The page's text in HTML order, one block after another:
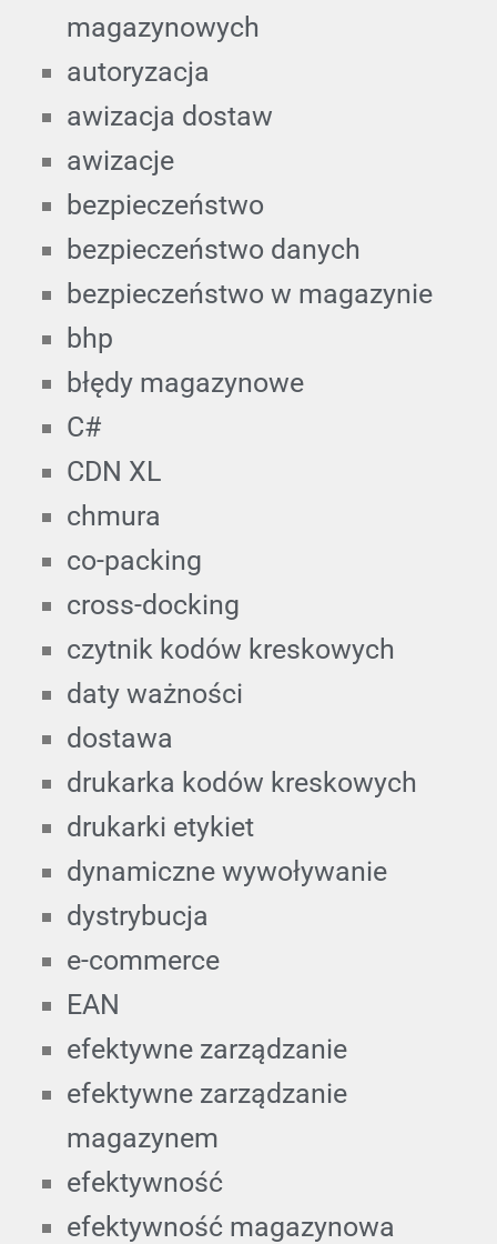
magazynowych
autoryzacja
awizacja dostaw
awizacje
bezpieczeństwo
bezpieczeństwo danych
bezpieczeństwo w magazynie
bhp
błędy magazynowe
C#
CDN XL
chmura
co-packing
cross-docking
czytnik kodów kreskowych
daty ważności
dostawa
drukarka kodów kreskowych
drukarki etykiet
dynamiczne wywoływanie
dystrybucja
e-commerce
EAN
efektywne zarządzanie
efektywne zarządzanie
magazynem
efektywność
efektywność magazynowa